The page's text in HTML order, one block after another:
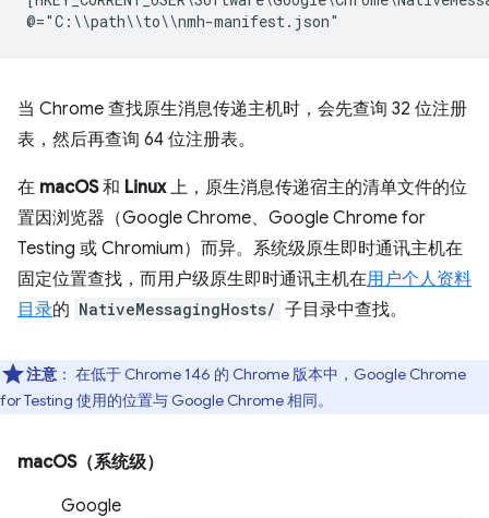
当 Chrome 查找原生消息传递主机时，会先查询 32 位注册
表，然后再查询 64 位注册表。
在 macOS和 Linux上，原生消息传递宿主的清单文件的位
置因浏览器（Google Chrome、Google Chrome for
Testing 或 Chromium）而异。系统级原生即时通讯主机在
固定位置查找，而用户级原生即时通讯主机在用户个人资料
目录的 NativeMessagingHosts/ 子目录中查找。
注意 ： 在低于 Chrome 146 的 Chrome 版本中，Google Chrome
for Testing 使用的位置与 Google Chrome 相同。
macOS（系统级）
Google